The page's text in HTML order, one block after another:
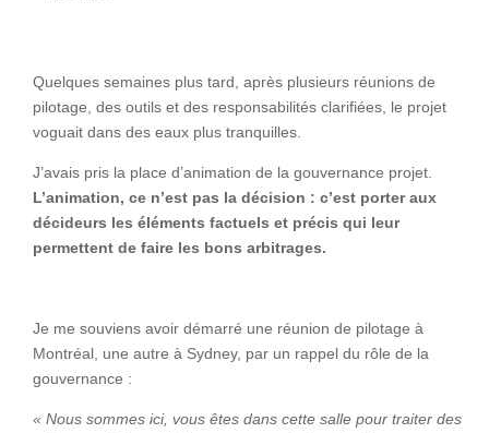
Quelques semaines plus tard, après plusieurs réunions de
pilotage, des outils et des responsabilités clarifiées, le projet
voguait dans des eaux plus tranquilles.
J’avais pris la place d’animation de la gouvernance projet.
L’animation, ce n’est pas la décision : c’est porter aux
décideurs les éléments factuels et précis qui leur
permettent de faire les bons arbitrages.
Je me souviens avoir démarré une réunion de pilotage à
Montréal, une autre à Sydney, par un rappel du rôle de la
gouvernance :
« Nous sommes ici, vous êtes dans cette salle pour traiter des